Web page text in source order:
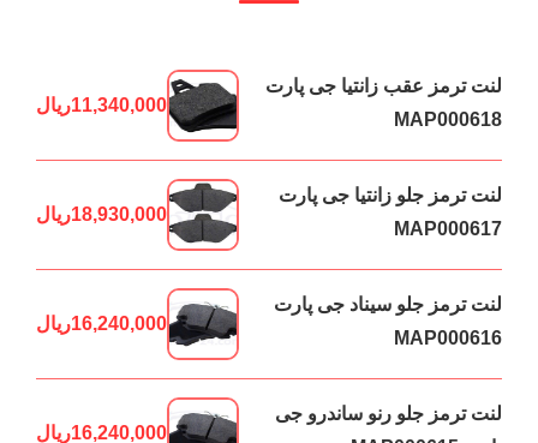
لنت ترمز عقب زانتیا جی پارت
MAP000618
11,340,000ریال
لنت ترمز جلو زانتیا جی پارت
MAP000617
18,930,000ریال
لنت ترمز جلو سیناد جی پارت
MAP000616
16,240,000ریال
لنت ترمز جلو رنو ساندرو جی
16,240,000ریال